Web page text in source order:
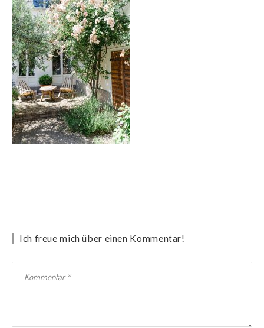
Ich freue mich über einen Kommentar!